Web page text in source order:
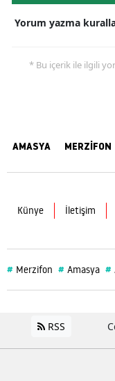
Yorum yazma
* Bu içerik ile ilgili
AMASYA MERZİFON
Künye İletişim
# Merzifon # Amasya #
RSS